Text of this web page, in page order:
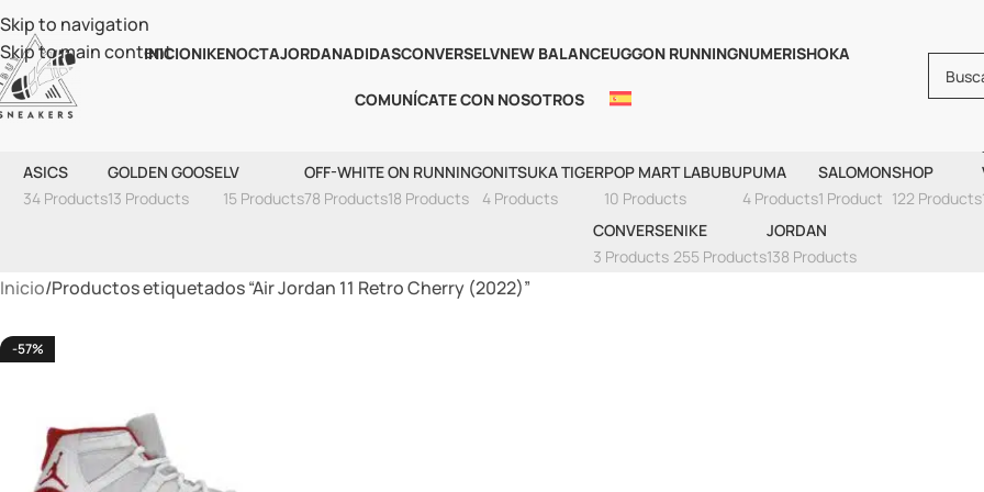
Skip to navigation
Skip to main content
INICIONIKENOCTAJORDANADIDASCONVERSELVNEW BALANCEUGGON RUNNINGNUMERISHOKA
COMUNÍCATE CON NOSOTROS
Air Jordan 11 Retro
ASICS
34 Products
GOLDEN GOOSE
13 Products
LV
15 Products
OFF-WHITE
78 Products
ON RUNNING
18 Products
ONITSUKA TIGER
4 Products
POP MART LABUBU
10 Products
PUMA
4 Products
SALOMON
1 Product
SHOP
122 Products
CONVERSE
3 Products
NIKE
255 Products
JORDAN
138 Products
Inicio Productos etiquetados “Air Jordan 11 Retro Cherry (2022)”
-57%